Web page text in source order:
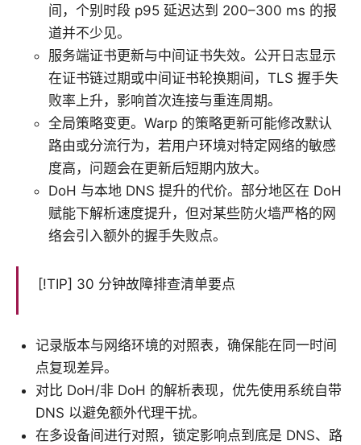
间，个别时段 p95 延迟达到 200–300 ms 的报
道并不少见。
服务端证书更新与中间证书失效。公开日志显示
在证书链过期或中间证书轮换期间，TLS 握手失
败率上升，影响首次连接与重连周期。
全局策略变更。Warp 的策略更新可能修改默认
路由或分流行为，若用户环境对特定网络的敏感
度高，问题会在更新后短期内放大。
DoH 与本地 DNS 提升的代价。部分地区在 DoH
赋能下解析速度提升，但对某些防火墙严格的网
络会引入额外的握手失败点。
[!TIP] 30 分钟故障排查清单要点
记录版本与网络环境的对照表，确保能在同一时间
点复现差异。
对比 DoH/非 DoH 的解析表现，优先使用系统自带
DNS 以避免额外代理干扰。
在多设备间进行对照，锁定影响点到底是 DNS、路